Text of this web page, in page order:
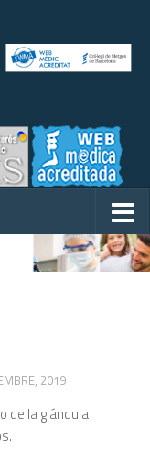
2019
de la glándula